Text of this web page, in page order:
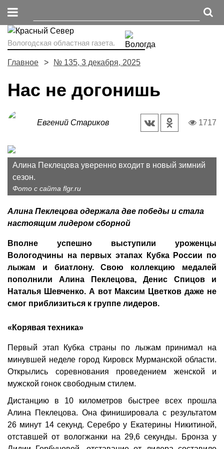
Вологодская областная газета.
Главное № 135, 3 декабря, 2025
Нас не догонишь
Евгений Стариков 1717
Алина Пеклецова уверенно входит в новый зимний
сезон.
Фото с сайта flgr.ru
Алина Пеклецова одержала две победы и стала
настоящим лидером сборной
Вполне успешно выступили уроженцы
Вологодчины на первых этапах Кубка России по
лыжам и биатлону. Свою коллекцию медалей
пополнили Алина Пеклецова, Денис Спицов и
Наталья Шевченко. А вот Максим Цветков даже не
смог приблизиться к группе лидеров.
«Корявая техника»
Первый этап Кубка страны по лыжам принимал на
минувшей неделе город Кировск Мурманской области.
Открылись соревнования проведением женской и
мужской гонок свободным стилем.
Дистанцию в 10 километров быстрее всех прошла
Алина Пеклецова. Она финишировала с результатом
26 минут 14 секунд. Серебро у Екатерины Никитиной,
отставшей от вологжанки на 29,6 секунды. Бронза у